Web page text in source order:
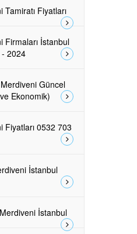
Tamiratı Fiyatları
Firmaları İstanbul
2024
Merdiveni Güncel
Ekonomik)
Fiyatları 0532 703
İstanbul
İstanbul